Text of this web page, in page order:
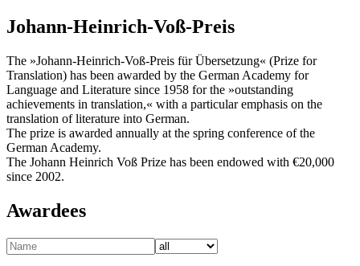
Johann-Heinrich-Voß-Preis
The »Johann-Heinrich-Voß-Preis für Übersetzung« (Prize for
Translation) has been awarded by the German Academy for
Language and Literature since 1958 for the »outstanding
achievements in translation,« with a particular emphasis on the
translation of literature into German.
The prize is awarded annually at the spring conference of the
German Academy.
The Johann Heinrich Voß Prize has been endowed with €20,000
since 2002.
Awardees